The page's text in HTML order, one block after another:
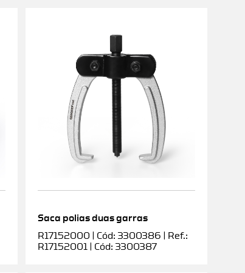
Saca polias duas garras
R17152000 | Cód: 3300386 | Ref.:
R17152001 | Cód: 3300387